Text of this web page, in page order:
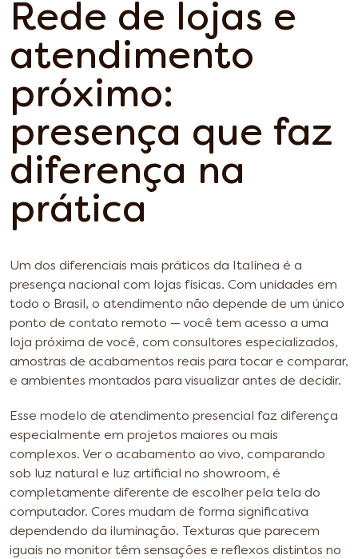
Rede de lojas e
atendimento
próximo:
presença que faz
diferença na
prática
Um dos diferenciais mais práticos da Italínea é a
presença nacional com lojas físicas. Com unidades em
todo o Brasil, o atendimento não depende de um único
ponto de contato remoto — você tem acesso a uma
loja próxima de você, com consultores especializados,
amostras de acabamentos reais para tocar e comparar,
e ambientes montados para visualizar antes de decidir.
Esse modelo de atendimento presencial faz diferença
especialmente em projetos maiores ou mais
complexos. Ver o acabamento ao vivo, comparando
sob luz natural e luz artificial no showroom, é
completamente diferente de escolher pela tela do
computador. Cores mudam de forma significativa
dependendo da iluminação. Texturas que parecem
iguais no monitor têm sensações e reflexos distintos no